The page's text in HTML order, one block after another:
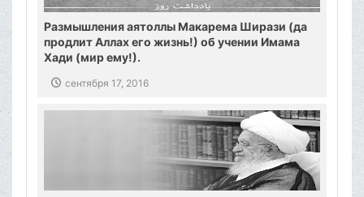
Размышления аятоллы Макарема Ширази (да
продлит Аллах его жизнь!) об учении Имама
Хади (мир ему!).
сентября 17, 2016